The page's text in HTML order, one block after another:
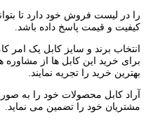
را در لیست فروش خود دارد تا
کیفیت و قیمت پاسخ داده باشد.
انتخاب برند و سایز کابل یک امر
برای خرید این کابل ها از مشاوره
بهترین خرید را تجریه نمایند.
آراد کابل محصولات خود را به
مشتریان خود را تضمین می نماید.